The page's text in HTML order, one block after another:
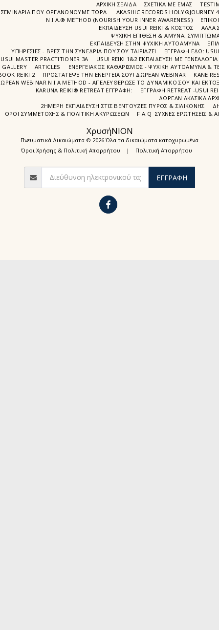
ΧρυσήΝΙΟΝ
Πνευματικά Δικαιώματα © 2026 Όλα τα δικαιώματα κατοχυρωμένα
Όροι Χρήσης & Πολιτική Απορρήτου | Πολιτική Απορρήτου
ΑΡΧΙΚΉ ΣΕΛΊΔΑ ΣΧΕΤΙΚΆ ΜΕ ΕΜΆΣ
ΣΕΜΙΝΆΡΙΑ ΠΟΥ ΟΡΓΑΝΏΝΟΥΜΕ ΤΩΡΑ
AKASHIC RECORDS
N.I.A.® METHOD (NOURISH YOUR INNER AWARENESS)
ΕΚΠΑΙΔΕΥΣΗ USUI REIKI & ΚΟΣΤΟΣ
ΑΛΛΑ
ΨΥΧΙΚΉ ΕΠΊΘΕΣΗ & ΆΜΥΝΑ,
ΕΚΠΑΊΔΕΥΣΗ ΣΤΗΝ ΨΥΧΙΚΗ ΑΥΤΟΑΜΥΝΑ
ΥΠΗΡΕΣΙΕΣ - ΒΡΕΣ ΤΗΝ ΣΥΝΕΔΡΙΑ ΠΟΥ ΣΟΥ ΤΑΙΡΙΑΖΕΙ
ΕΓΓΡΑΦΉ EΔΩ:
USUI MASTER PRACTITIONER 3A
USUI REIKI 1&2 EΚΠΑΙΔΕΥΣΗ ΜΕ ΓΕΝΕΑΛΟΓΙΑ
GALLERY
ARTICLES
ΕΝΕΡΓΕΙΑΚΟΣ ΚΑΘΑΡΙΣΜΟΣ - ΨΥΧΙΚΗ ΑΥΤΟΑΜΥΝΑ &
REIKI 2
ΠΡΟΣΤΆΤΕΨΕ ΤΗΝ ΕΝΈΡΓΕΙΆ ΣΟΥ! ΔΩΡΕΑΝ WEBINAR
ΚΑΝΕ
WEBINAR Ν.Ι.Α METHOD - ΑΠΕΛΕΥΘΈΡΩΣΕ ΤΟ ΔΥΝΑΜΙΚΌ ΣΟΥ ΚΑΙ
KARUNA REIKI® RETREAT ΕΓΓΡΑΦΉ:
ΕΓΓΡΑΦΗ RETREAT -USUI
ΔΩΡΕΑΝ ΑΚΑΣΙΚΆ
2ΗΜΕΡΗ ΕΚΠΑΊΔΕΥΣΗ ΣΤΙΣ ΒΕΝΤΟΎΖΕΣ ΠΥΡΌΣ & ΣΙΛΙΚΌΝΗΣ
ΌΡΟΙ ΣΥΜΜΕΤΟΧΉΣ & ΠΟΛΙΤΙΚΉ ΑΚΥΡΏΣΕΩΝ
F.A.Q ΣΥΧΝΈΣ ΕΡΩΤΉΣΕΙΣ &
ΕΓΓΡΑΦΉ